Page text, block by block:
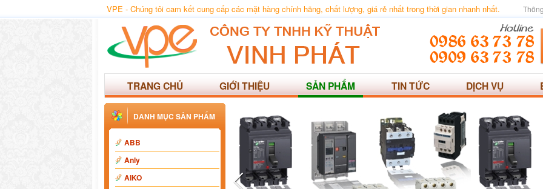
VPE - Chúng tôi cam kết cung cấp các mặt hàng chính hãng, chất lượng, giá rẻ nhất trong thời gian nhanh nhất.
TRANG CHỦ GIỚI THIỆU SẢN PHẨM TIN TỨC DỊCH VỤ
DANH MỤC SẢN PHẨM
ABB
Anly
AIKO